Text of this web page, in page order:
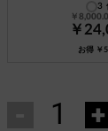
3
￥
￥
お得 ￥
+